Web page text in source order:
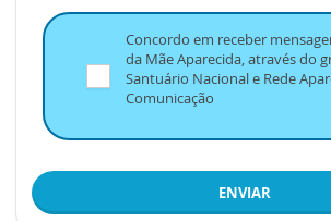
Concordo em receber
da Mãe Aparecida, através do
Santuário Nacional e Rede
Comunicação
ENVIAR